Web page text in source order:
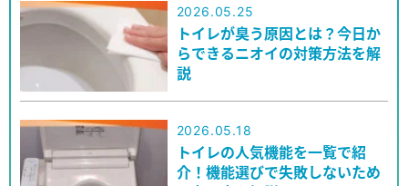
2026.05.25
トイレが臭う原因とは？今日か
らできるニオイの対策方法を解
説
2026.05.18
トイレの人気機能を一覧で紹
介！機能選びで失敗しないため